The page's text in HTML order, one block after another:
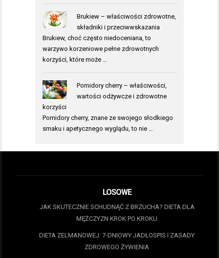
Brukiew – właściwości zdrowotne,
składniki i przeciwwskazania
Brukiew, choć często niedoceniana, to
warzywo korzeniowe pełne zdrowotnych
korzyści, które może …
Pomidory cherry – właściwości,
wartości odżywcze i zdrowotne
korzyści
Pomidory cherry, znane ze swojego słodkiego
smaku i apetycznego wyglądu, to nie …
LOSOWE
JAK SKUTECZNIE SCHUDNĄĆ Z BRZUCHA? DIETA DLA
MĘŻCZYZN KROK PO KROKU
DIETA ZELMANOWEJ: 7-DNIOWY JADŁOSPIS I ZASADY
ZDROWEGO ŻYWIENIA